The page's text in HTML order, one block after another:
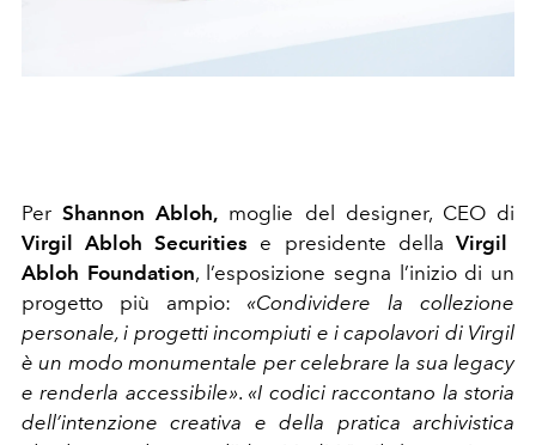
Per Shannon Abloh, moglie del designer, CEO di
Virgil Abloh Securities e presidente della Virgil
Abloh Foundation, l’esposizione segna l’inizio di un
progetto più ampio: «Condividere la collezione
personale, i progetti incompiuti e i capolavori di Virgil
è un modo monumentale per celebrare la sua legacy
e renderla accessibile». «I codici raccontano la storia
dell’intenzione creativa e della pratica archivistica